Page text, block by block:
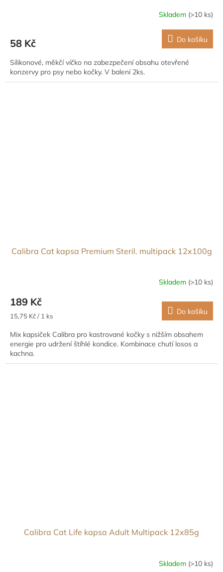
Skladem (>10 ks)
58 Kč Do košíku
Silikonové, měkčí víčko na zabezpečení obsahu otevřené
konzervy pro psy nebo kočky. V balení 2ks.
Calibra Cat kapsa Premium Steril. multipack 12x100g
Skladem (>10 ks)
189 Kč
Měrná
15,75 Kč / 1 ks Do košíku
Mix kapsiček Calibra pro kastrované kočky s nižším obsahem
energie pro udržení štíhlé kondice. Kombinace chutí losos a
kachna.
Calibra Cat Life kapsa Adult Multipack 12x85g
Skladem (>10 ks)